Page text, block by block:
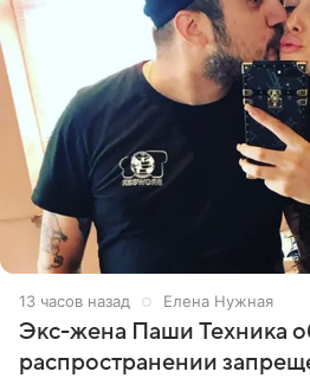
13 часов назад Елена Нужная
Экс-жена Паши Техника
распространении